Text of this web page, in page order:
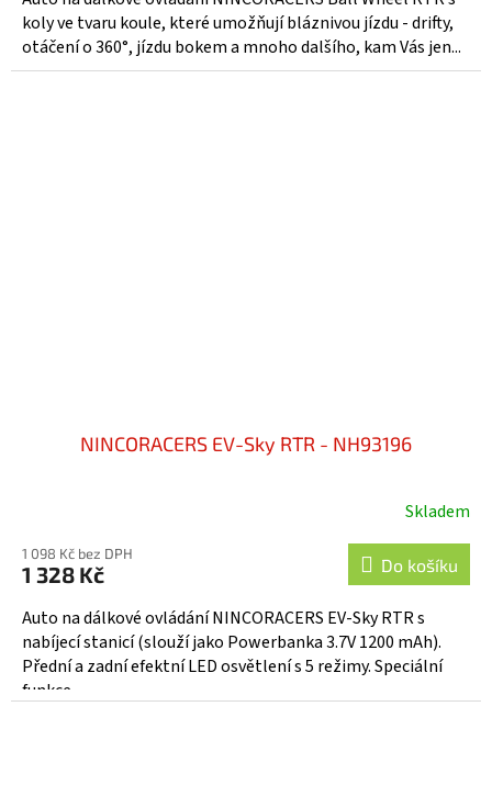
koly ve tvaru koule, které umožňují bláznivou jízdu - drifty,
otáčení o 360°, jízdu bokem a mnoho dalšího, kam Vás jen...
NINCORACERS EV-Sky RTR - NH93196
Skladem
1 098 Kč bez DPH
1 328 Kč Do košíku
Auto na dálkové ovládání NINCORACERS EV-Sky RTR s
nabíjecí stanicí (slouží jako Powerbanka 3.7V 1200 mAh).
Přední a zadní efektní LED osvětlení s 5 režimy. Speciální
funkce...